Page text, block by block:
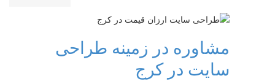
مشاوره در زمینه طراحی
سایت در کرج